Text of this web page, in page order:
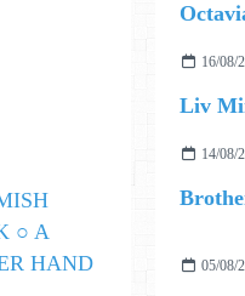
16/08/
Liv
14/08/
05/08/